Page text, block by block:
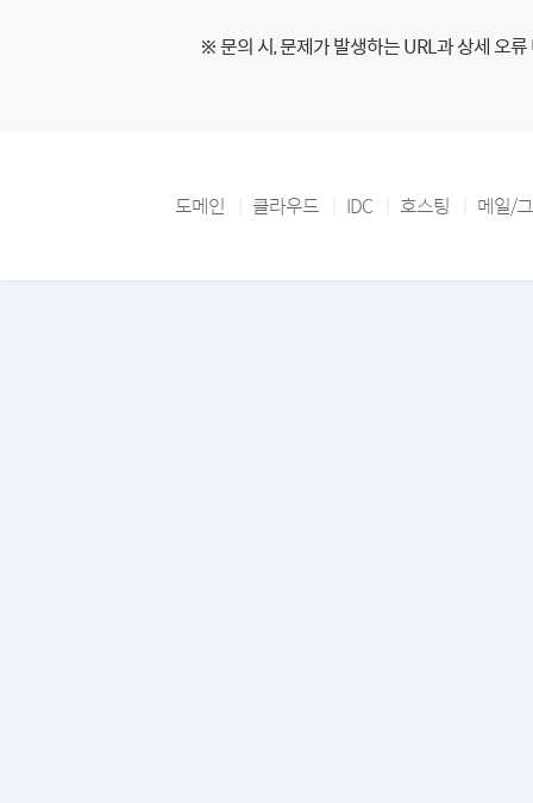
※ 문의 시, 문제가 발생하는 URL과 상세 오
도메인 클라우드 IDC 호스팅 메일/